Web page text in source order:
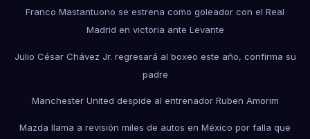
Franco Mastantuono se estrena como goleador con el Real
Madrid en victoria ante Levante
Julio César Chávez Jr. regresará al boxeo este año, confirma su
padre
Manchester United despide al entrenador Ruben Amorim
Mazda llama a revisión miles de autos en México por falla que